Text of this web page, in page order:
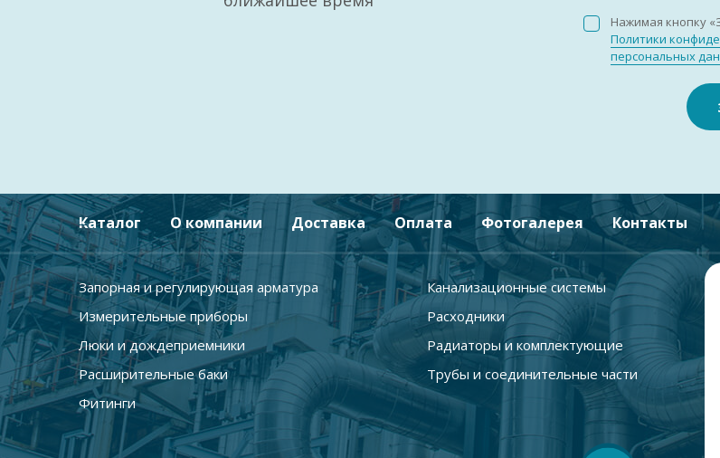
Нажимая кнопку
Политики
персональных
Каталог О компании Доставка Оплата Фотогалерея Контакты
Запорная и регулирующая арматура
Канализационные системы
Измерительные приборы
Расходники
Люки и дождеприемники
Радиаторы и комплектующие
Расширительные баки
Трубы и соединительные части
Фитинги